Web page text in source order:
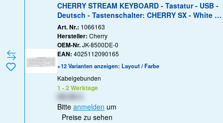
CHERRY STREAM KEYBOARD - Tastatur - USB -
Deutsch - Tastenschalter: CHERRY SX - White G
ray
Art. Nr.: 1066163
Hersteller: Cherry
OEM-Nr.JK-8500DE-0
EAN: 4025112090165
+12 Varianten anzeigen: Layout / Farbe
Kabelgebunden
1 - 2 Werktage
Bitte anmelden um
Preise zu sehen